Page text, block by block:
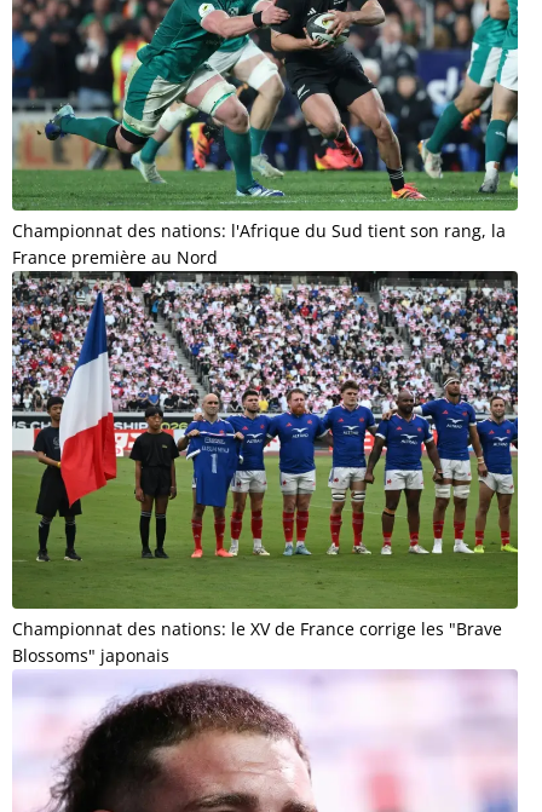
Championnat des nations: l'Afrique du Sud tient son rang, la
France première au Nord
Championnat des nations: le XV de France corrige les "Brave
Blossoms" japonais